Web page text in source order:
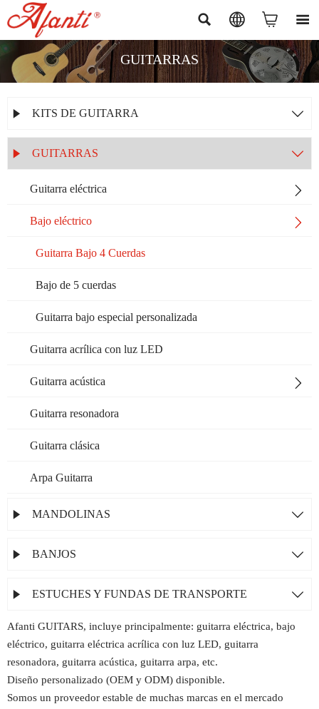
   
GUITARRAS
 KITS DE GUITARRA 
 GUITARRAS 
Guitarra eléctrica 
Bajo eléctrico 
Guitarra Bajo 4 Cuerdas
Bajo de 5 cuerdas
Guitarra bajo especial personalizada
Guitarra acrílica con luz LED
Guitarra acústica 
Guitarra resonadora
Guitarra clásica
Arpa Guitarra
 MANDOLINAS 
 BANJOS 
 ESTUCHES Y FUNDAS DE TRANSPORTE 
Afanti GUITARS, incluye principalmente: guitarra eléctrica, bajo
eléctrico, guitarra eléctrica acrílica con luz LED, guitarra
resonadora, guitarra acústica, guitarra arpa, etc.
Diseño personalizado (OEM y ODM) disponible.
Somos un proveedor estable de muchas marcas en el mercado